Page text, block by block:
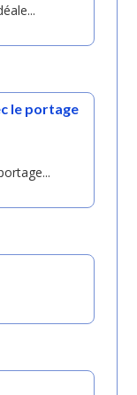
le portage